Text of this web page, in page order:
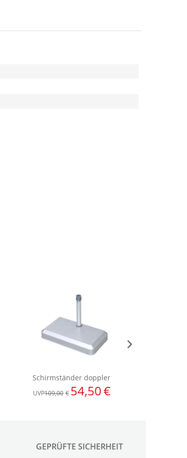
GEPRÜFTE SICHERHEIT